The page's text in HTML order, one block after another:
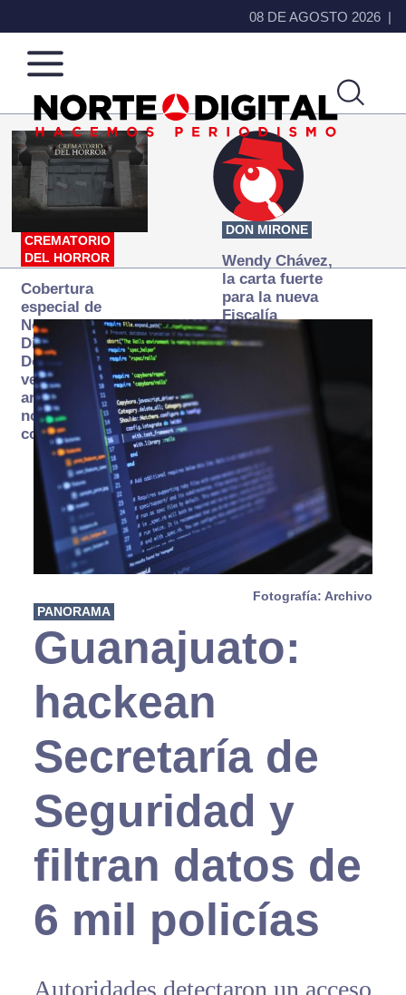
08 DE AGOSTO 2026
Norte
de
Ciudad
Más
que
noticias,
hacemos periodismo
CREMATORIO
DEL HORROR
Cobertura
especial de
Norte
Digital:
Donde la
verdad
arde… pero
no se
consume
DON MIRONE
Wendy Chávez,
la carta fuerte
para la nueva
Fiscalía
autónoma
Fotografía: Archivo
PANORAMA
Guanajuato:
hackean
Secretaría de
Seguridad y
filtran datos de
6 mil policías
Autoridades detectaron un acceso